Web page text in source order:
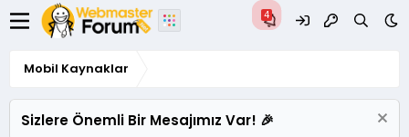
Mobil Kaynaklar
Sizlere Önemli Bir Mesajımız Var! 🎉